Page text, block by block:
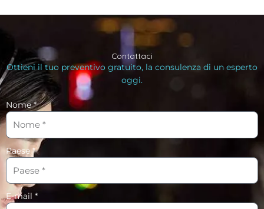
Contattaci
Ottieni il tuo preventivo gratuito, la consulenza di un esperto
oggi.
Nome *
Paese *
E-mail *